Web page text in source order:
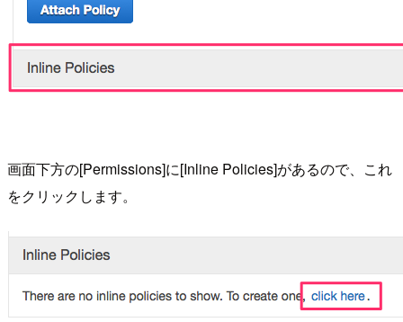
画面下方の[Permissions]に[Inline Policies]があるので、これ
をクリックします。